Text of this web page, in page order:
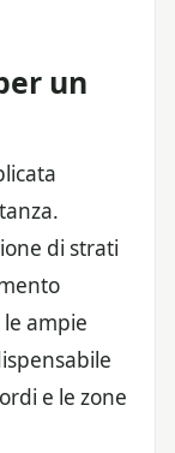
un
di strati
ampie
e le zone